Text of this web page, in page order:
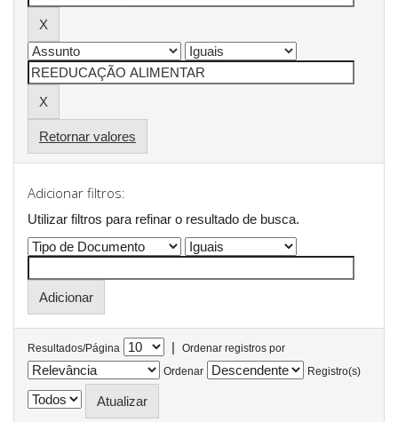
Retornar valores
Adicionar filtros:
Utilizar filtros para refinar o resultado de busca.
Resultados/Página |
Ordenar registros por
Ordenar
Registro(s)